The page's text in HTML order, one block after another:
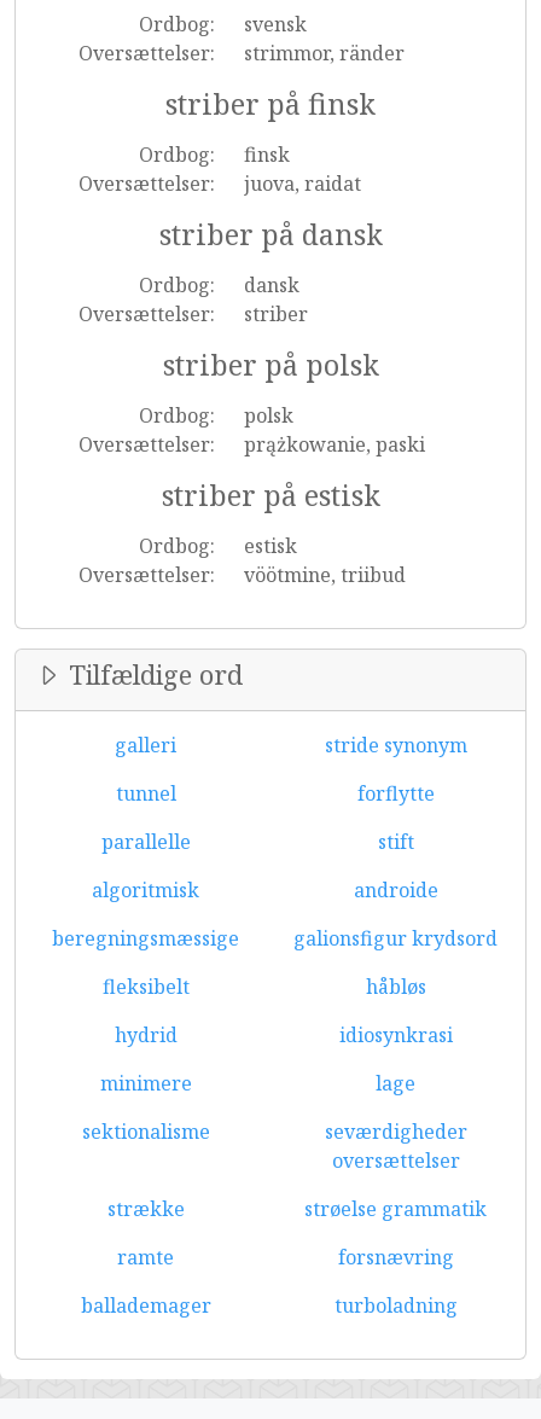
Ordbog:
svensk
Oversættelser:
strimmor, ränder
striber på finsk
Ordbog:
finsk
Oversættelser:
juova, raidat
striber på dansk
Ordbog:
dansk
Oversættelser:
striber
striber på polsk
Ordbog:
polsk
Oversættelser:
prążkowanie, paski
striber på estisk
Ordbog:
estisk
Oversættelser:
vöötmine, triibud
Tilfældige ord
galleri
stride synonym
tunnel
forflytte
parallelle
stift
algoritmisk
androide
beregningsmæssige
galionsfigur krydsord
fleksibelt
håbløs
hydrid
idiosynkrasi
minimere
lage
sektionalisme
seværdigheder
oversættelser
strække
strøelse grammatik
ramte
forsnævring
ballademager
turboladning